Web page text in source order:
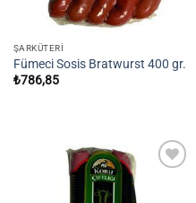
ŞARKÜTERI
Fümeci Sosis Bratwurst 400 gr.
₺786,85